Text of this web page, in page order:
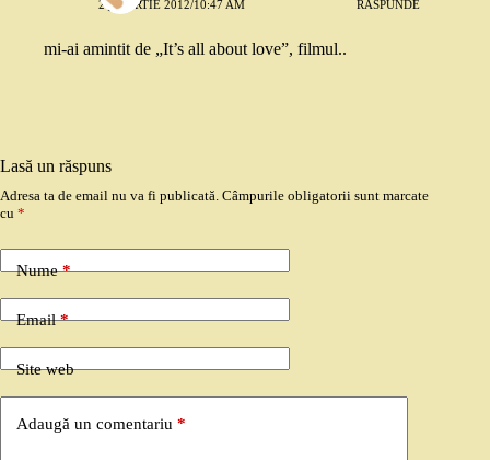
25 MARTIE 2012/10:47 AM RĂSPUNDE
mi-ai amintit de „It’s all about love”, filmul..
Lasă un răspuns
Adresa ta de email nu va fi publicată. Câmpurile obligatorii sunt marcate
cu *
Nume*
Email*
Site web
Adaugă un comentariu *